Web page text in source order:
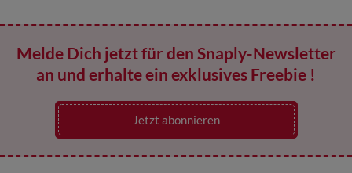
Melde Dich jetzt für den Snaply-Newsletter
an und erhalte ein exklusives Freebie !
Jetzt abonnieren